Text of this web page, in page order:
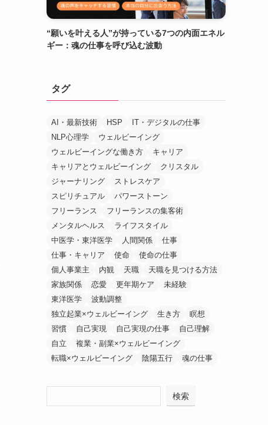
“願いを叶える人”が持っている7つの内面エネル
ギー：魂の仕事を呼び込む波動
タグ
AI・最新技術 HSP
IT・デジタルの仕事
NLP心理学
ウェルビーイング
ウェルビーイングな働き方
キャリア
キャリアとウェルビーイング
クリスタル
ジャーナリング
ストレスケア
スピリチュアル
パワーストーン
フリーランス
フリーランスの集客術
メンタルヘルス
ライフスタイル
中医学・東洋医学
人間関係
仕事
仕事・キャリア
使命
使命の仕事
個人事業主
内観 天職
天職を見つける方法
家族関係
恋愛 更年期ケア
未経験
東洋医学
波動調整
独立起業×ウェルビーイング
生き方
瞑想
習慣
自己実現 自己実現の仕事
自己理解
自立
複業・副業×ウェルビーイング
転職×ウェルビーイング
陰陽五行 魂の仕事
検索